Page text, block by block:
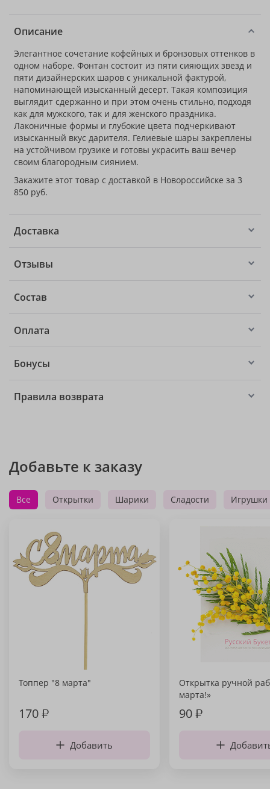
Описание
Элегантное сочетание кофейных и бронзовых оттенков в
одном наборе. Фонтан состоит из пяти сияющих звезд и
пяти дизайнерских шаров с уникальной фактурой,
напоминающей изысканный десерт. Такая композиция
выглядит сдержанно и при этом очень стильно, подходя
как для мужского, так и для женского праздника.
Лаконичные формы и глубокие цвета подчеркивают
изысканный вкус дарителя. Гелиевые шары закреплены
на устойчивом грузике и готовы украсить ваш вечер
своим благородным сиянием.
Закажите этот товар с доставкой в Новороссийске за 3
850 руб.
Доставка
Отзывы
Состав
Оплата
Бонусы
Правила возврата
Добавьте к заказу
Все Открытки Шарики Сладости Игрушки
Топпер "8 марта"
170₽
Добавить
Открытка ручной
марта!»
90₽